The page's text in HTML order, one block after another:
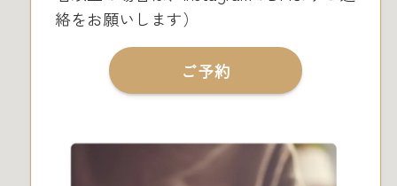
絡をお願いします）
ご予約